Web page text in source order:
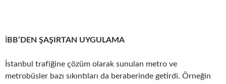
BB’DEN ŞAŞIRTAN UYGULAMA
İstanbul trafiğine çözüm olarak sunulan metro ve
metrobüsler bazı sıkıntıları da beraberinde getirdi. Örneğin